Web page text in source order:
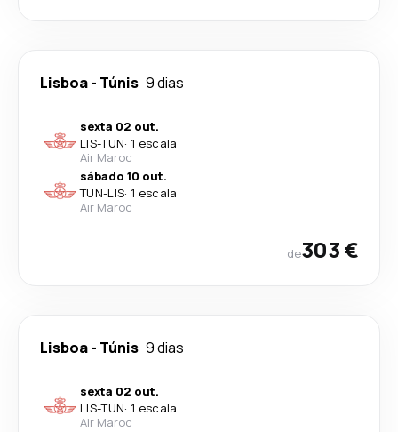
Lisboa- Túnis 9 dias
sexta 02 out.
LIS-TUN· 1 escala
Air Maroc
sábado 10 out.
TUN-LIS· 1 escala
Air Maroc
de303 €
Lisboa- Túnis 9 dias
sexta 02 out.
LIS-TUN· 1 escala
Air Maroc